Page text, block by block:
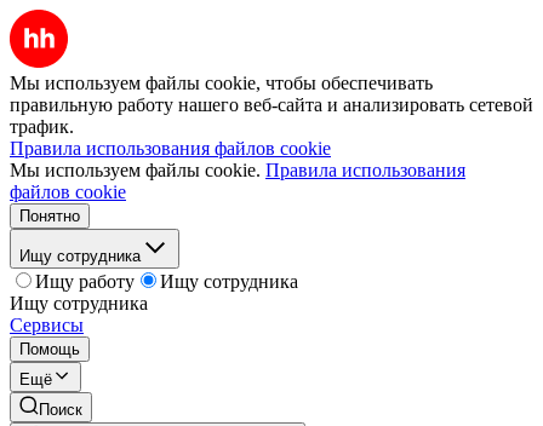
Мы используем файлы cookie, чтобы обеспечивать
правильную работу нашего веб-сайта и анализировать сетевой
трафик.
Правила использования файлов cookie
Мы используем файлы cookie. Правила использования
файлов cookie
Понятно
Ищу сотрудника
Ищу работу
Ищу сотрудника
Ищу сотрудника
Сервисы
Помощь
Ещё
Поиск